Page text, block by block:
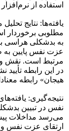
استفاده از نرم‌افزار SmartPLS تحلیل شدند.
یافته‌ها: نتایج
مطلوبی برخوردار
عزت نفس پایین به
مرتبط است. نقش
در این رابطه تأیید
هیجان» رابطه
نتیجه‌گیری:
نفس در تبیین
می‌رسد مداخلات
ارتقای عزت نفس